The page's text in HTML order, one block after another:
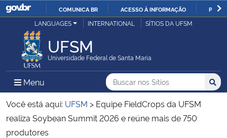
IR
COMUNICA BR ACESSO À INFORMAÇÃO
Ministério da Justiça e Segurança Pública
Ministério da Defesa
Ministério das Relações Exteriores
Ministério da Economia
LANGUAGES INTERNATIONAL SÍTIOS DA UFSM
UFSM
Universidade Federal de Santa Maria
Menu Menu Principal do Sítio
Busca
Buscar no nos Sítios
Busca:
Você está aqui: UFSM > Equipe FieldCrops da UFSM
realiza Soybean Summit 2026 e reúne mais de 750
produtores